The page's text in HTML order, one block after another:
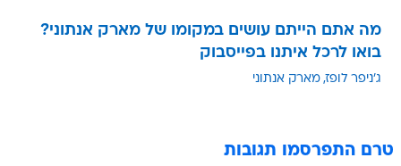
מה אתם הייתם עושים במקומו של מארק אנתוני?
בואו לרכל איתנו בפייסבוק
ג'ניפר לופז מארק אנתוני
טרם התפרסמו תגובות